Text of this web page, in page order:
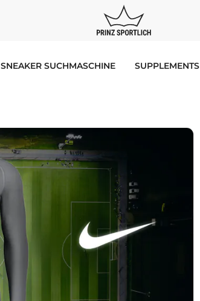
SNEAKER SUCHMASCHINE SUPPLEMENTS